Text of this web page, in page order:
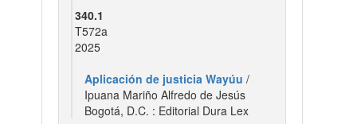
340.1
T572a
2025
Aplicación de justicia Wayúu /
Ipuana Mariño Alfredo de Jesús
Bogotá, D.C. : Editorial Dura Lex